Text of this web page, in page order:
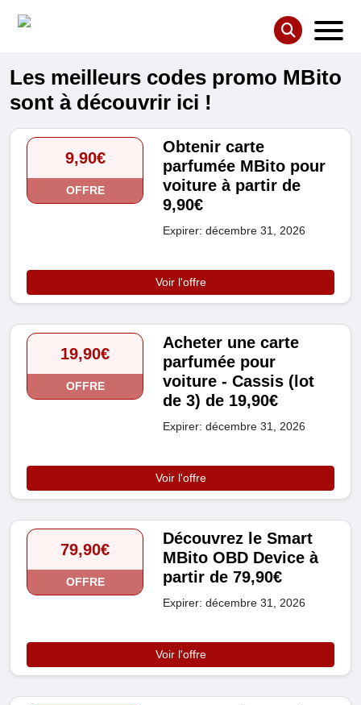
Les meilleurs codes promo MBito
sont à découvrir ici !
9,90€
OFFRE
Obtenir carte
parfumée MBito pour
voiture à partir de
9,90€
Expirer: décembre 31, 2026
Voir l'offre
19,90€
OFFRE
Acheter une carte
parfumée pour
voiture - Cassis (lot
de 3) de 19,90€
Expirer: décembre 31, 2026
Voir l'offre
79,90€
OFFRE
Découvrez le Smart
MBito OBD Device à
partir de 79,90€
Expirer: décembre 31, 2026
Voir l'offre